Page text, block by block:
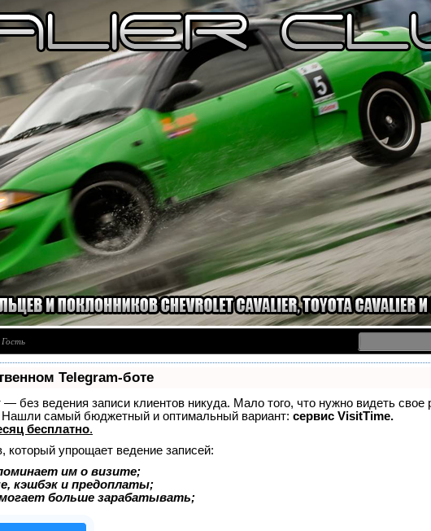
Гость
Telegram-боте
— без ведения записи клиентов никуда. Мало того, что нужно видеть свое
Нашли самый бюджетный и оптимальный вариант: сервис VisitTime.
бесплатно.
который упрощает ведение записей:
им о визите;
кэшбэк и предоплаты;
больше зарабатывать;